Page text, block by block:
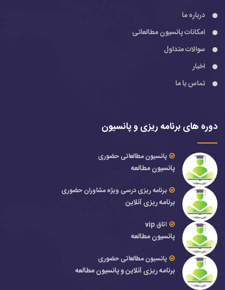
درباره ما
امکانات پانسیون مطالعاتی
سوالات متداول
اخبار
تماس با ما
دوره های برنامه ریزی و پانسیون
پانسیون مطالعاتی حضوری
پانسیون مطالعه
برنامه ریزی درسی ویژه مشاوران حضوری
برنامه ریزی آنلاین
اتاق vip
پانسیون مطالعه
پانسیون مطالعاتی حضوری
برنامه ریزی آنلاین و پانسیون مطالعه